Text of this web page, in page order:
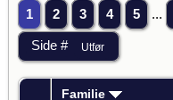
1 2 3 4 5 ...
Familie